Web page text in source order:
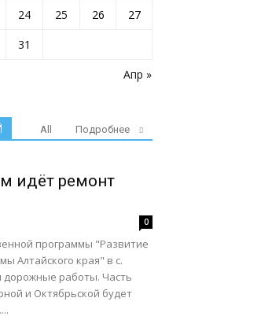
Апр »
24 25 26
27
31
All Подробнее
идёт ремонт
0
программы "Развитие
Алтайского края" в с.
дорожные работы. Часть
и Октябрьской будет